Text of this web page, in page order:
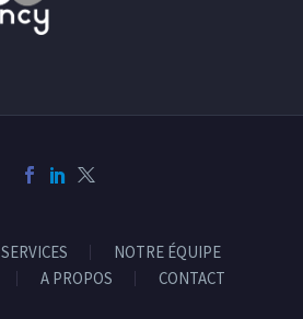
SERVICES
NOTRE ÉQUIPE
A PROPOS CONTACT